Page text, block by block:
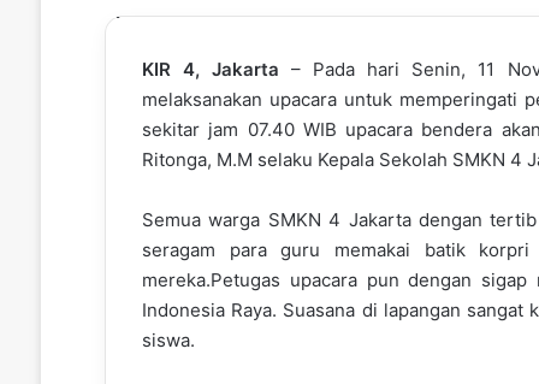
KIR 4, Jakarta – Pada hari Senin, 11
melaksanakan upacara untuk memperingati
sekitar jam 07.40 WIB upacara bendera
Ritonga, M.M selaku Kepala Sekolah SMKN 4
Semua warga SMKN 4 Jakarta dengan
seragam para guru memakai batik
mereka.Petugas upacara pun dengan
Indonesia Raya. Suasana di lapangan
siswa.